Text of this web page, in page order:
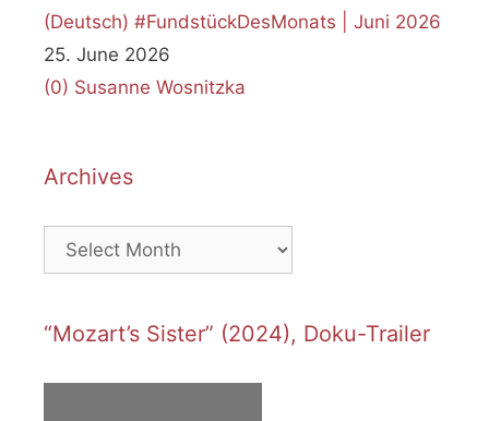
(Deutsch) #FundstückDesMonats | Juni 2026
25. June 2026
(0) Susanne Wosnitzka
Archives
Archives
“Mozart’s Sister” (2024), Doku-Trailer